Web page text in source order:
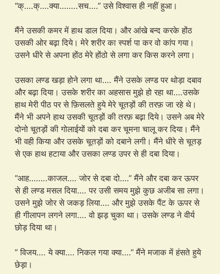
“क्….क्….क्या……..सच….” उसे विश्वास ही नहीं हुआ।
मैंने उसकी कमर में हाथ डाल दिया। और आंखे बन्द करके होंठ
उसकी ओर बढ़ा दिये। मेरे शरीर का स्पर्श पा कर वो कांप गया।
उसने धीरे से अपना होंठ मेरे होंठो से लगा कर किस करने लगा।
उसका लण्ड खड़ा होने लगा था…. मैंने उसके लण्ड पर थोड़ा दबाव
और बढ़ा दिया। उसके शरीर का अहसास मुझे हो रहा था….उसके
हाथ मेरी पीठ पर से फ़िसलते हुये मेरे चूतड़ों की तरफ़ जा रहे थे।
मैंने भी अपने हाथ उसकी चूतड़ों की तरफ़ बढ़ा दिये। उसने अब मेरे
दोनो चूतड़ों की गोलाईयों को दबा कर चूमना चालू कर दिया। मैंने
भी वही किया और उसके चूतड़ों को दबाने लगी। मैंने धीरे से चूतड़
से एक हाथ हटाया और उसका लण्ड उपर से ही दबा दिया।
“आह……..काजल…. जोर से दबा दो….” मैंने और दबा कर ऊपर
से ही लण्ड मसल दिया…. पर उसी समय मुझे कुछ अजीब सा लगा।
उसने मुझे जोर से जकड़ लिया…. और मुझे उसके पैंट के ऊपर से
ही गीलापन लगने लगा…. वो झड़ चुका था। उसके लण्ड ने वीर्य
छोड़ दिया था।
” विजय…. ये क्या…. निकल गया क्या….” मैंने मजाक में हंसते हुये
छेड़ा।